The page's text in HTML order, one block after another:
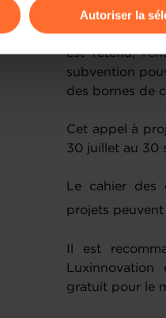
Charte d’usage des
Autoriser la
déploiement
est retenu,
subvention
des bornes de
Cet appel à
30 juillet au 30
Le cahier des
projets peuvent
Il est
gratuit pour le